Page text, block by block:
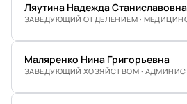
Ляутина Надежда Станиславовна
ЗАВЕДУЮЩИЙ ОТДЕЛЕНИЕМ ·
Маляренко Нина Григорьевна
ЗАВЕДУЮЩИЙ ХОЗЯЙСТВОМ ·